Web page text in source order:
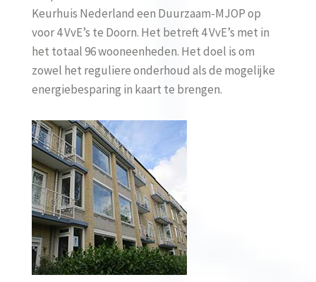
Keurhuis Nederland een Duurzaam-MJOP op
voor 4 VvE’s te Doorn. Het betreft 4 VvE’s met in
het totaal 96 wooneenheden. Het doel is om
zowel het reguliere onderhoud als de mogelijke
energiebesparing in kaart te brengen.